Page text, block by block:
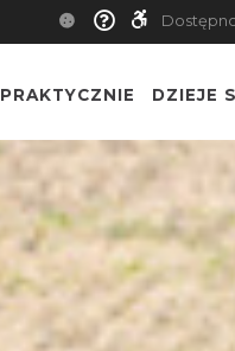
PRAKTYCZNIE DZIEJE